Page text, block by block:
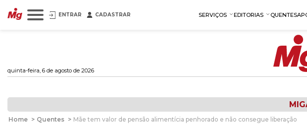
ENTRAR CADASTRAR SERVIÇOS EDITORIAS QUENTES
quinta-feira, 6 de agosto de 2026
Home > Quentes > Mãe tem valor de pensão alimentícia penhorado e não consegue liberação